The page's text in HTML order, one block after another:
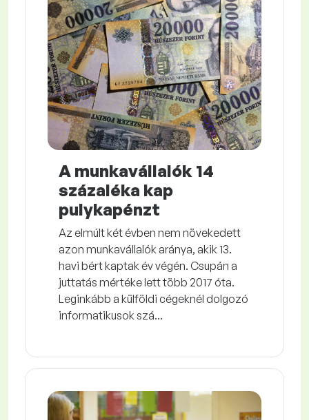
A munkavállalók 14
százaléka kap
pulykapénzt
Az elmúlt két évben nem növekedett
azon munkavállalók aránya, akik 13.
havi bért kaptak év végén. Csupán a
juttatás mértéke lett több 2017 óta.
Leginkább a külföldi cégeknél dolgozó
informatikusok szá...